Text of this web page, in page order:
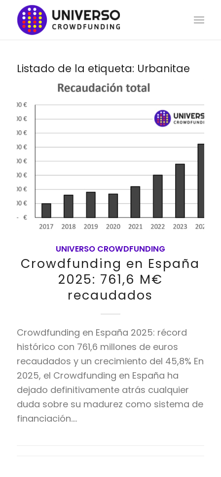
Listado de la etiqueta: Urbanitae
UNIVERSO CROWDFUNDING
Crowdfunding en España
2025: 761,6 M€
recaudados
Crowdfunding en España 2025: récord
histórico con 761,6 millones de euros
recaudados y un crecimiento del 45,8% En
2025, el Crowdfunding en España ha
dejado definitivamente atrás cualquier
duda sobre su madurez como sistema de
financiación.…